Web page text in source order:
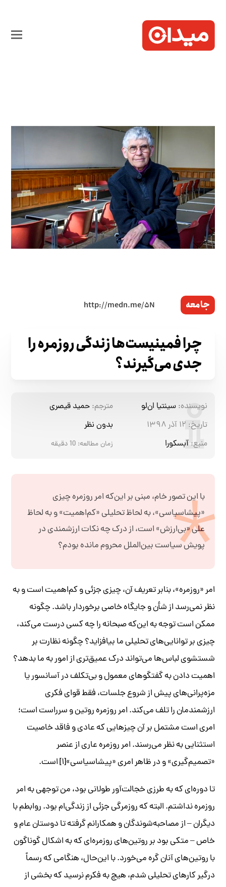
جامعه
چرا فمینیست‌ها زندگی روزمره را
جدی می‌گیرند؟
نویسنده: سینتیا ان‌لو مترجم: حمید قیصری
تاریخ: ۱۲ آذر ۱۳۹۸
بدون نظر
منبع: آبسکورا زمان مطالعه: 10دقیقه
با این تصور خام، مبنی بر این‌که امر روزمره چیزی
«پیشاسیاسی»، به لحاظ تحلیلی «کم‌اهمیت» و به لحاظ
علی «بی‌ارزش» است، از درک چه نکات ارزشمندی در
پویش سیاست بین‌الملل محروم مانده بودم؟
امر «روزمره»، بنابر تعریف آن، چیزی جزئی و کم‌اهمیت است و به
نظر نمی‌رسد از شأن و جایگاه خاصی برخوردار باشد. چگونه
ممکن است توجه به این‌که صبحانه را چه کسی درست می‌کند،
چیزی بر توانایی‌های تحلیلی ما بیافزاید؟ چگونه نظارت بر
شستشوی لباس‌ها می‌تواند درک عمیق‌تری از امور به ما بدهد؟
اهمیت دادن به گفتگوهای معمول و بی‌تکلف در آسانسور یا
مزه‌پرانی‌های پیش از شروع جلسات، فقط قوای فکری
ارزشمندمان را تلف می‌کند. امر روزمره روتین و سرراست است؛
امری است مشتمل بر آن چیزهایی که عادی و فاقد خاصیت
استثنایی به نظر می‌رسند. امر روزمره عاری از عنصر
«تصمیم‌گیری» و در ظاهر امری «پیشاسیاسی»[۱] است.
تا دوره‌ای که به طرزی خجالت‌آور طولانی بود، من توجهی به امر
روزمره نداشتم. البته که روزمرگی جزئی از زندگی‌ام بود. روابطم با
دیگران – از مصاحبه‌شوندگان و همکارانم گرفته تا دوستان عام و
خاص – متکی بود بر روتین‌های روزمره‌ای که به اشکال گوناگون
با روتین‌های آنان گره می‌خورد. با این‌حال، هنگامی که رسماً
درگیر کارهای تحلیلی شدم، هیچ به فکرم نرسید که بخشی از